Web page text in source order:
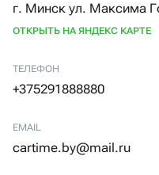
г. Минск ул. Максима
ОТКРЫТЬ НА ЯНДЕКС КАРТЕ
ТЕЛЕФОН
+375291888880
EMAIL
cartime.by@mail.ru